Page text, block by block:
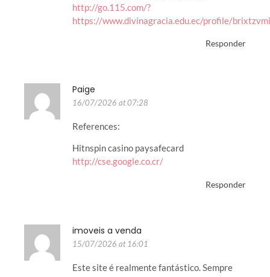
http://go.115.com/?
https://www.divinagracia.edu.ec/profile/
Responder
Paige
16/07/2026 at 07:28
References:
Hitnspin casino paysafecard
http://cse.google.co.cr/
Responder
imoveis a venda
15/07/2026 at 16:01
Este site é realmente fantástico. Sempre